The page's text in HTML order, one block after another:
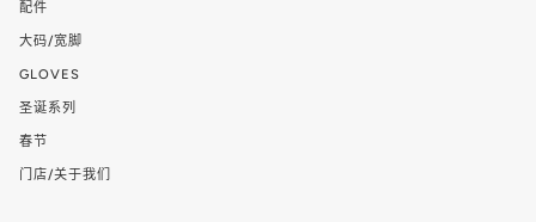
配件
大码/宽脚
GLOVES
圣诞系列
春节
门店/关于我们